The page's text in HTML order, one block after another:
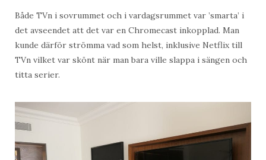
Både TVn i sovrummet och i vardagsrummet var ’smarta’ i
det avseendet att det var en Chromecast inkopplad. Man
kunde därför strömma vad som helst, inklusive Netflix till
TVn vilket var skönt när man bara ville slappa i sängen och
titta serier.